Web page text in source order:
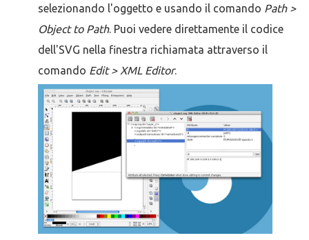
selezionando l'oggetto e usando il comando Path >
Object to Path. Puoi vedere direttamente il codice
dell'SVG nella finestra richiamata attraverso il
comando Edit > XML Editor.